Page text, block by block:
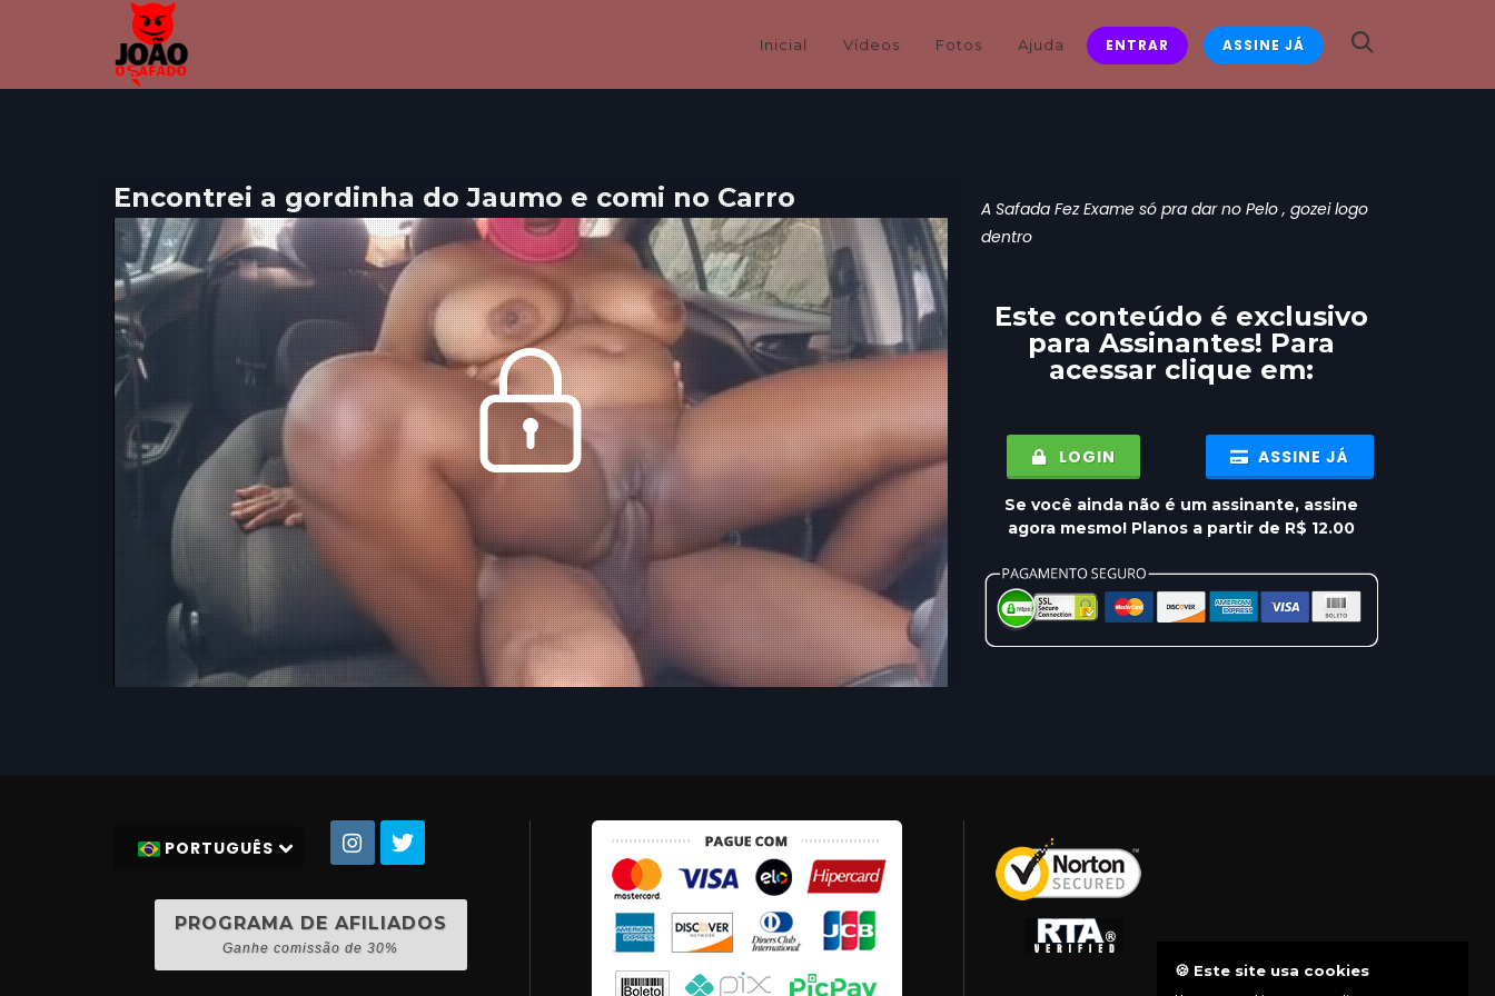
Inicial Vídeos Fotos Ajuda ENTRAR ASSINE JÁ
Encontrei a gordinha do Jaumo e comi no Carro
A Safada Fez Exame só pra dar no Pelo , gozei logo
dentro
Este conteúdo é exclusivo
para Assinantes! Para
acessar clique em:
LOGIN ASSINE JÁ
Se você ainda não é um assinante, assine
agora mesmo! Planos a partir de R$ 12.00
PORTUGUÊS
PROGRAMA DE AFILIADOS
Ganhe comissão de 30%
🍪 Este site usa cookies